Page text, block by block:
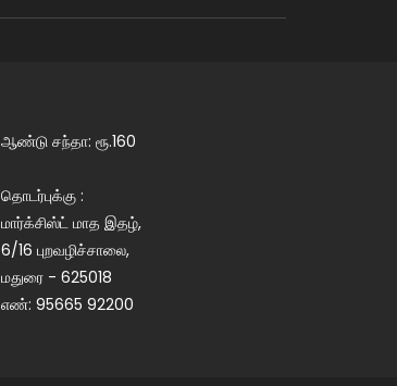
ஆண்டு சந்தா: ரூ.160
தொடர்புக்கு :
மார்க்சிஸ்ட் மாத இதழ்,
6/16 புறவழிச்சாலை,
மதுரை - 625018
எண்: 95665 92200